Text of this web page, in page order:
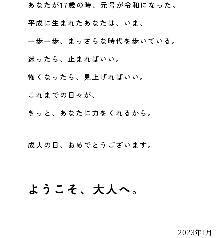
あなたが17歳の時、元号が令和になった。
平成に生まれたあなたは、いま、
一歩一歩、まっさらな時代を歩いている。
迷ったら、止まればいい。
怖くなったら、見上げればいい。
これまでの日々が、
きっと、あなたに力をくれるから。
成人の日、おめでとうございます。
ようこそ、大人へ。
2023年1月